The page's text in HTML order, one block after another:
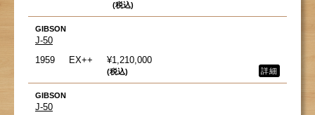
(税込)
GIBSON
J-50
1959
EX++ ¥1,210,000
(税込) 詳細
GIBSON
J-50